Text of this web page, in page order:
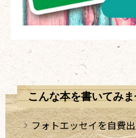
こんな本を書いてみま
フォトエッセイを自費